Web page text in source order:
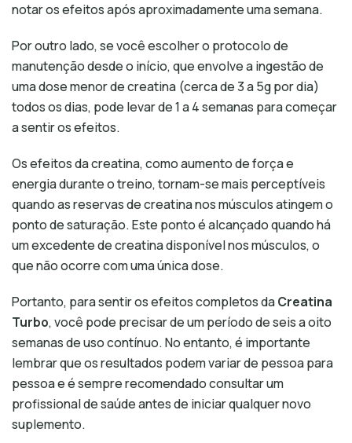
notar os efeitos após aproximadamente uma semana.
Por outro lado, se você escolher o protocolo de
manutenção desde o início, que envolve a ingestão de
uma dose menor de creatina (cerca de 3 a 5g por dia)
todos os dias, pode levar de 1 a 4 semanas para começar
a sentir os efeitos.
Os efeitos da creatina, como aumento de força e
energia durante o treino, tornam-se mais perceptíveis
quando as reservas de creatina nos músculos atingem o
ponto de saturação. Este ponto é alcançado quando há
um excedente de creatina disponível nos músculos, o
que não ocorre com uma única dose.
Portanto, para sentir os efeitos completos daCreatina
Turbo, você pode precisar de um período de seis a oito
semanas de uso contínuo. No entanto, é importante
lembrar que os resultados podem variar de pessoa para
pessoa e é sempre recomendado consultar um
profissional de saúde antes de iniciar qualquer novo
suplemento.